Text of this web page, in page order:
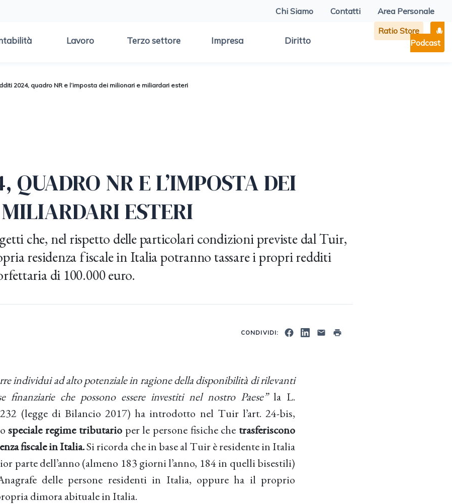
Chi Siamo Contatti Area Personale
Lavoro Terzo settore Impresa Diritto
Ratio Store
Podcast
2024, quadro NR e l’imposta dei milionari e miliardari esteri
QUADRO NR E L’IMPOSTA DEI
ESTERI
che, nel rispetto delle particolari condizioni previste dal Tuir,
residenza fiscale in Italia potranno tassare i propri redditi
di 100.000 euro.
CONDIVIDI:
individui ad alto potenziale in ragione della disponibilità di rilevanti
finanziarie che possono essere investiti nel nostro Paese” la L.
232 (legge di Bilancio 2017) ha introdotto nel Tuir l’art. 24-bis,
speciale regime tributario per le persone fisiche che trasferiscono
fiscale in Italia.Si ricorda che in base al Tuir è residente in Italia
parte dell’anno (almeno 183 giorni l’anno, 184 in quelli bisestili)
delle persone residenti in Italia, oppure ha il proprio
dimora abituale in Italia.